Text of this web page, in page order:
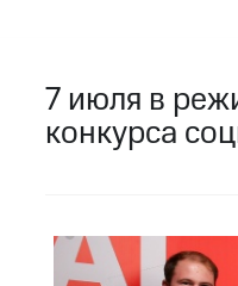
7 июля в
конкурса